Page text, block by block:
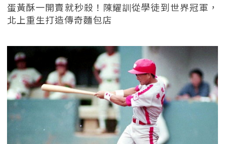
蛋黃酥一開賣就秒殺！陳耀訓從學徒到世界冠軍，
北上重生打造傳奇麵包店